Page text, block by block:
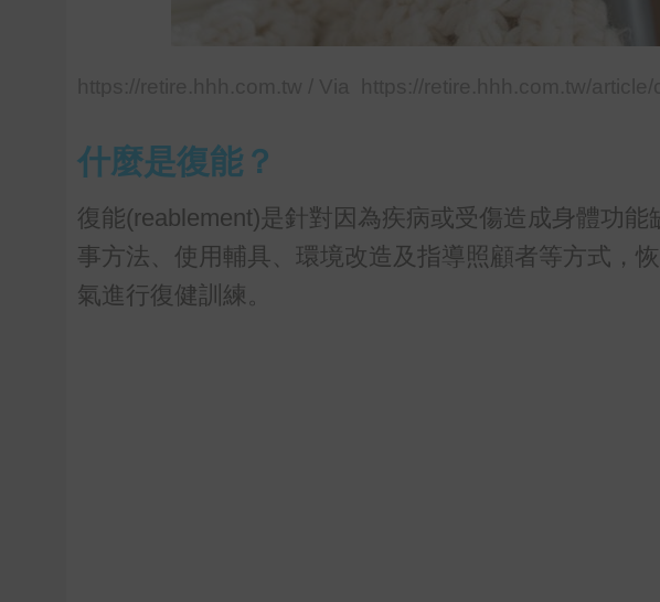
什麼是復能？
復能(reablement)是針對因為疾病或受傷造成身體功
事方法、使用輔具、環境改造及指導照顧者等方式，
氣進行復健訓練。